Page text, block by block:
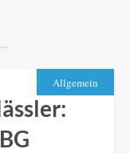
Allgemein